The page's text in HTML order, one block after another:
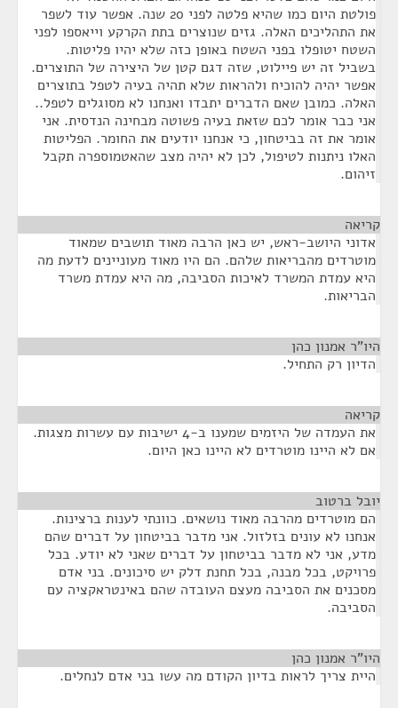
פולטת היום כמו שהיא פלטה לפני 20 שנה. אפשר עוד לשפר
את התהליכים האלה. גזים שנוצרים בתת הקרקע וייאספו לפני
השטח יטופלו בפני השטח באופן כזה שלא יהיו פליטות.
בשביל זה יש פיילוט, שזה דגם קטן של היצירה של התוצרים.
אפשר יהיה להוכיח ולהראות שלא תהיה בעיה לטפל בתוצרים
האלה. כמובן שאם הדברים יתבדו ואנחנו לא מסוגלים לטפל..
אני כבר אומר לכם שזאת בעיה פשוטה מבחינה הנדסית. אני
אומר את זה בביטחון, כי אנחנו יודעים את החומר. הפליטות
האלו ניתנות לטיפול, לכן לא יהיה מצב שהאטמוספרה תקבל
זיהום.
קריאה
אדוני היושב-ראש, יש כאן הרבה מאוד תושבים שמאוד
מוטרדים מהבריאות שלהם. הם היו מאוד מעוניינים לדעת מה
היא עמדת המשרד לאיכות הסביבה, מה היא עמדת משרד
הבריאות.
היו"ר אמנון כהן
הדיון רק התחיל.
קריאה
את העמדה של היזמים שמענו ב-4 ישיבות עם עשרות מצגות.
אם לא היינו מוטרדים לא היינו כאן היום.
יובל ברטוב
הם מוטרדים מהרבה מאוד נושאים. כוונתי לענות ברצינות.
אנחנו לא עונים בזלזול. אני מדבר בביטחון על דברים שהם
מדע, אני לא מדבר בביטחון על דברים שאני לא יודע. בכל
פרויקט, בכל מבנה, בכל תחנת דלק יש סיכונים. בני אדם
מסכנים את הסביבה מעצם העובדה שהם באינטראקציה עם
הסביבה.
היו"ר אמנון כהן
היית צריך לראות בדיון הקודם מה עשו בני אדם לנחלים.